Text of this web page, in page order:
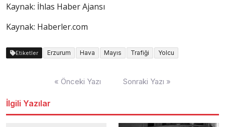
Kaynak: İhlas Haber Ajansı
Kaynak: Haberler.com
Etiketler Erzurum Hava Mayıs Trafiği Yolcu
« Önceki Yazı Sonraki Yazı »
İlgili Yazılar